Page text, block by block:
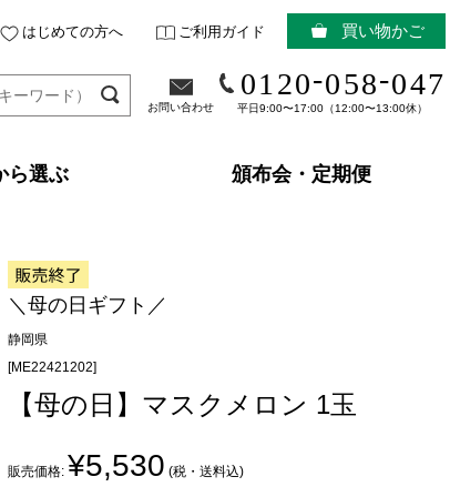
はじめての方へ ご利用ガイド 買い物かご
お問い合わせ
0120-058-047
平日9:00〜17:00（12:00〜13:00休）
ら選ぶ 頒布会・定期便
＼母の日ギフト／
静岡県
[ME22421202]
【母の日】マスクメロン 1玉
販売価格: ¥5,530 (税・送料込)